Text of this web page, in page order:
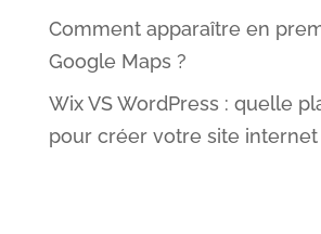
Comment apparaître en
Google Maps ?
Wix VS WordPress : quelle
pour créer votre site internet